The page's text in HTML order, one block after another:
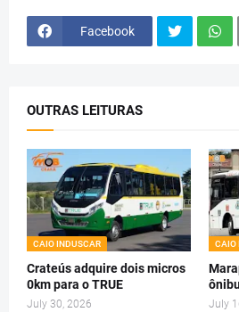
Facebook
OUTRAS LEITURAS
CAIO INDUSCAR
Crateús adquire dois micros
0km para o TRUE
July 30, 2026
CAIO
July